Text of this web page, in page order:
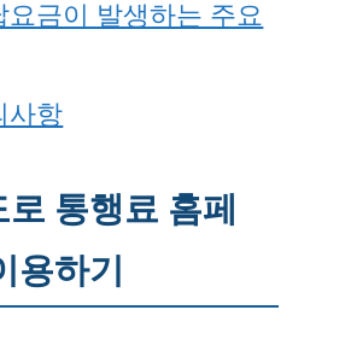
요금이 발생하는 주요
사항
통행료 홈페
용하기